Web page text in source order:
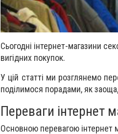
Сьогодні інтернет-магазини
вигідних покупок.
У цій статті ми розглянемо
поділимося порадами, як
Переваги інтернет
Основною перевагою інтернет